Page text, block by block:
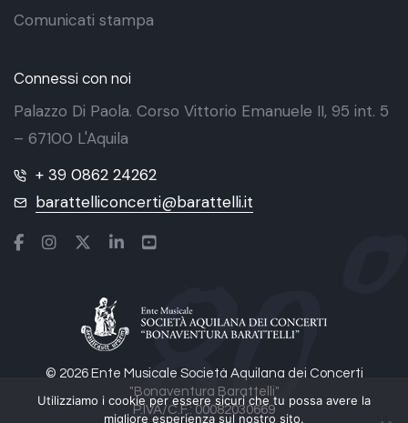
© 2026 Ente Musicale Società Aquilana dei Concerti
"Bonaventura Barattelli"
P.IVA/C.F.: 00082030669
Comunicati stampa
Connessi con noi
Palazzo Di Paola. Corso Vittorio Emanuele II, 95 int. 5
– 67100 L'Aquila
+ 39 0862 24262
barattelliconcerti@barattelli.it
Utilizziamo i cookie per essere sicuri che tu possa avere la
migliore esperienza sul nostro sito.